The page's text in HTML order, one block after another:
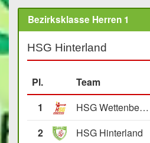
Bezirksklasse Herren 1
HSG Hinterland
Pl. Team
1
HSG Wettenberg III
2
HSG Hinterland